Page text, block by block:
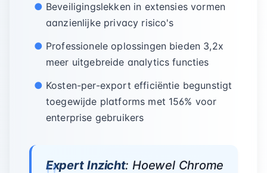
Beveiligingslekken in extensies vormen
aanzienlijke privacy risico's
Professionele oplossingen bieden 3,2x
meer uitgebreide analytics functies
Kosten-per-export efficiëntie begunstigt
toegewijde platforms met 156% voor
enterprise gebruikers
Expert Inzicht: Hoewel Chrome